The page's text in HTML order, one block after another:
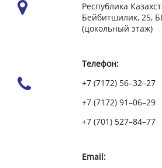
Республика
Бейбитшилик, 25,
(цокольный этаж)
Телефон:
+7 (7172) 56–32–27
+7 (7172) 91–06–29
+7 (701) 527–84–77
Email: